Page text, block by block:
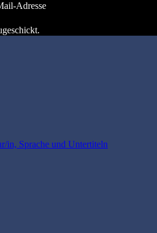
Adresse
in, Sprache und Untertiteln